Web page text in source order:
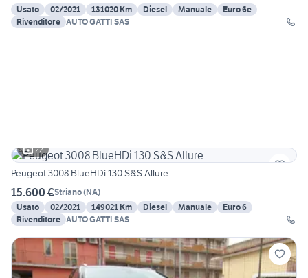
Usato
02/2021 131020 Km Diesel Manuale
Euro 6e
Rivenditore AUTO GATTI SAS
22
Peugeot 3008 BlueHDi 130 S&S Allure
15.600 €Striano(NA)
Usato
02/2021 149021 Km Diesel Manuale
Euro 6
Rivenditore AUTO GATTI SAS